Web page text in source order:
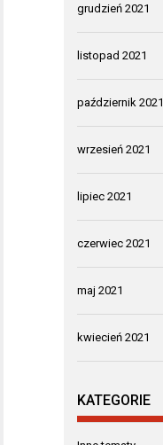
grudzień 2021
listopad 2021
październik 2021
wrzesień 2021
lipiec 2021
czerwiec 2021
maj 2021
kwiecień 2021
KATEGORIE